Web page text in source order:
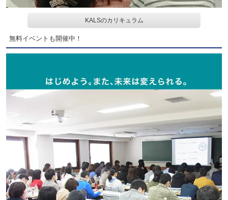
KALSのカリキュラム
無料イベントも開催中！